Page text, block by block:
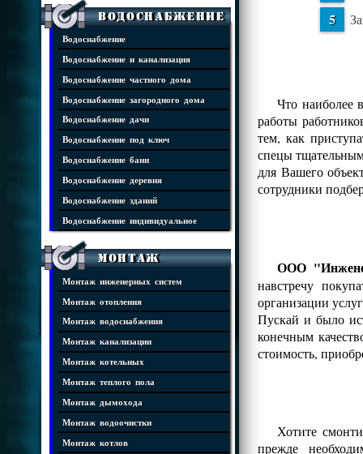
Водоснабжение
Водоснабжение
Водоснабжение и канализация
Водоснабжение частного дома
Водоснабжение загородного дома
Водоснабжение дачи
Водоснабжение под ключ
Водоснабжение бани
Водоснабжение деревня
Водоснабжение зданий
Водоснабжение индивидуальное
Монтаж
Монтаж инженерных систем
Монтаж отопления
Монтаж водоснабжения
Монтаж канализации
Монтаж котельных
Монтаж теплого пола
Монтаж дымохода
Монтаж водоочистки
Монтаж котлов
Что наиболее
работы
тем, как
спецы
для Вашего
сотрудники
ООО
навстречу
организации
Пускай и было
конечным
стоимость,
Хотите
прежде